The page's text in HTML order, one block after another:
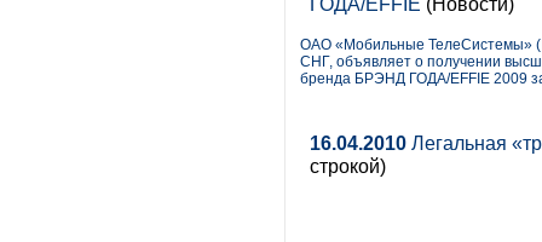
ОАО «Мобильные ТелеСистемы»
СНГ, объявляет о получении
бренда БРЭНД ГОДА/EFFIE 2009
16.04.2010 Легальная
строкой)